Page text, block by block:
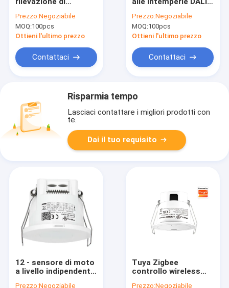
con DALI Dimming
And Constant Light
Prezzo:Negoziabile
MOQ:100pcs
Ottieni l'ultimo prezzo
Contattaci
occupazione di
MSA020 24vdc
Prezzo:Negoziabile
MOQ:100pcs
Ottieni l'ultimo prezzo
Contattaci
Risparmia tempo
Lasciaci contattare i migliori prodotti con
te.
Dai il tuo requisito
12 - sensore di moto
a livello indipendente
Prezzo:Negoziabile
Tuya Zigbee
controllo wireless
Prezzo:Negoziabile